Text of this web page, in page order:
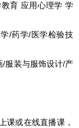
育 应用心理学 学
/药学/医学检验技
/服装与服饰设计/产
课或在线直播课，